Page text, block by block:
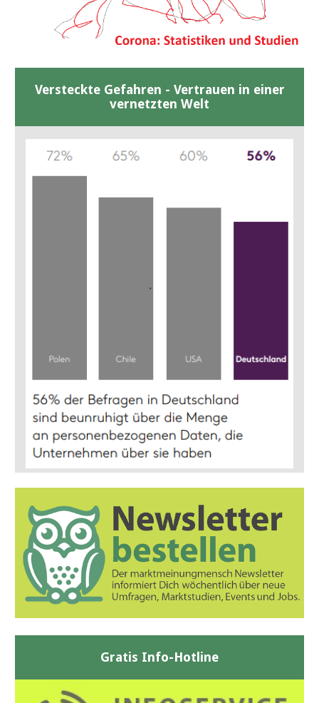
Versteckte Gefahren - Vertrauen in einer
vernetzten Welt
Gratis Info-Hotline